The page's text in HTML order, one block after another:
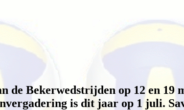
de Bekerwedstrijden op 12 en 19
is dit jaar op 1 juli.